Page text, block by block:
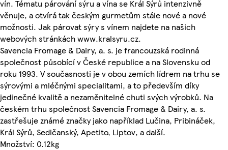
vín. Tématu párování sýru a vína se Král Sýrů intenzivně
věnuje, a otvírá tak českým gurmetům stále nové a nové
možnosti. Jak párovat sýry s vínem najdete na našich
webových stránkách www.kralsyru.cz.
Savencia Fromage & Dairy, a. s. je francouzská rodinná
společnost působící v České republice a na Slovensku od
roku 1993. V současnosti je v obou zemích lídrem na trhu se
sýrovými a mléčnými specialitami, a to především díky
jedinečné kvalitě a nezaměnitelné chuti svých výrobků. Na
českém trhu společnost Savencia Fromage & Dairy, a. s.
zastřešuje známé značky jako například Lučina, Pribináček,
Král Sýrů, Sedlčanský, Apetito, Liptov, a další.
Množství: 0.12kg